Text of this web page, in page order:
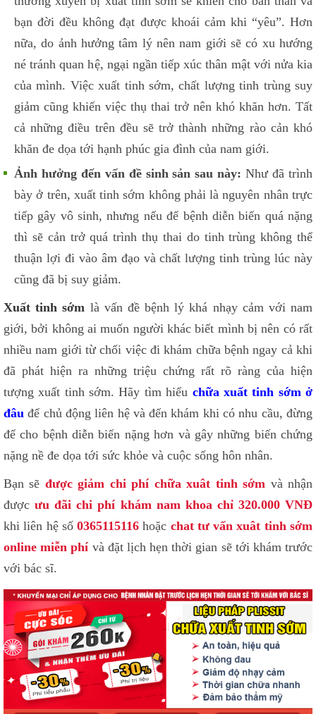
bạn đời đều không đạt được khoái cảm khi “yêu”. Hơn
nữa, do ảnh hưởng tâm lý nên nam giới sẽ có xu hướng
né tránh quan hệ, ngại ngần tiếp xúc thân mật với nửa kia
của mình. Việc xuất tinh sớm, chất lượng tinh trùng suy
giảm cũng khiến việc thụ thai trở nên khó khăn hơn. Tất
cả những điều trên đều sẽ trở thành những rào cản khó
khăn đe dọa tới hạnh phúc gia đình của nam giới.
Ảnh hưởng đến vấn đề sinh sản sau này: Như đã trình
bày ở trên, xuất tinh sớm không phải là nguyên nhân trực
tiếp gây vô sinh, nhưng nếu để bệnh diễn biến quá nặng
thì sẽ cản trở quá trình thụ thai do tinh trùng không thể
thuận lợi đi vào âm đạo và chất lượng tinh trùng lúc này
cũng đã bị suy giảm.
Xuất tinh sớm là vấn đề bệnh lý khá nhạy cảm với nam
giới, bởi không ai muốn người khác biết mình bị nên có rất
nhiều nam giới từ chối việc đi khám chữa bệnh ngay cả khi
đã phát hiện ra những triệu chứng rất rõ ràng của hiện
tượng xuất tinh sớm. Hãy tìm hiểu chữa xuất tinh sớm ở
đâu để chủ động liên hệ và đến khám khi có nhu cầu, đừng
để cho bệnh diễn biến nặng hơn và gây những biến chứng
nặng nề đe dọa tới sức khỏe và cuộc sống hôn nhân.
Bạn sẽ được giảm chi phí chữa xuât tinh sớm và nhận
đượcưu đãi chi phí khám nam khoa chỉ 320.000 VNĐ
khi liên hệ số0365115116 hoặc chat tư vấn xuât tinh sớm
online miễn phí và đặt lịch hẹn thời gian sẽ tới khám trước
với bác sĩ.